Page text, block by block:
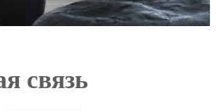
связь